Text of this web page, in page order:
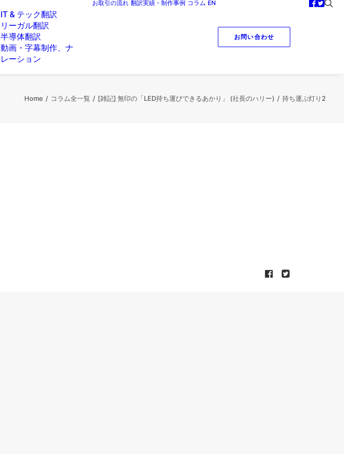
IT & テック翻訳
リーガル翻訳
半導体翻訳
動画・字幕制作、ナ
レーション
お取引の流れ 翻訳実績・制作事例 コラム EN
お問い合わせ
Home コラム全一覧 [雑記] 無印の「LED持ち運びできるあかり」 (社長のハリー) 持ち運ぶ灯り2